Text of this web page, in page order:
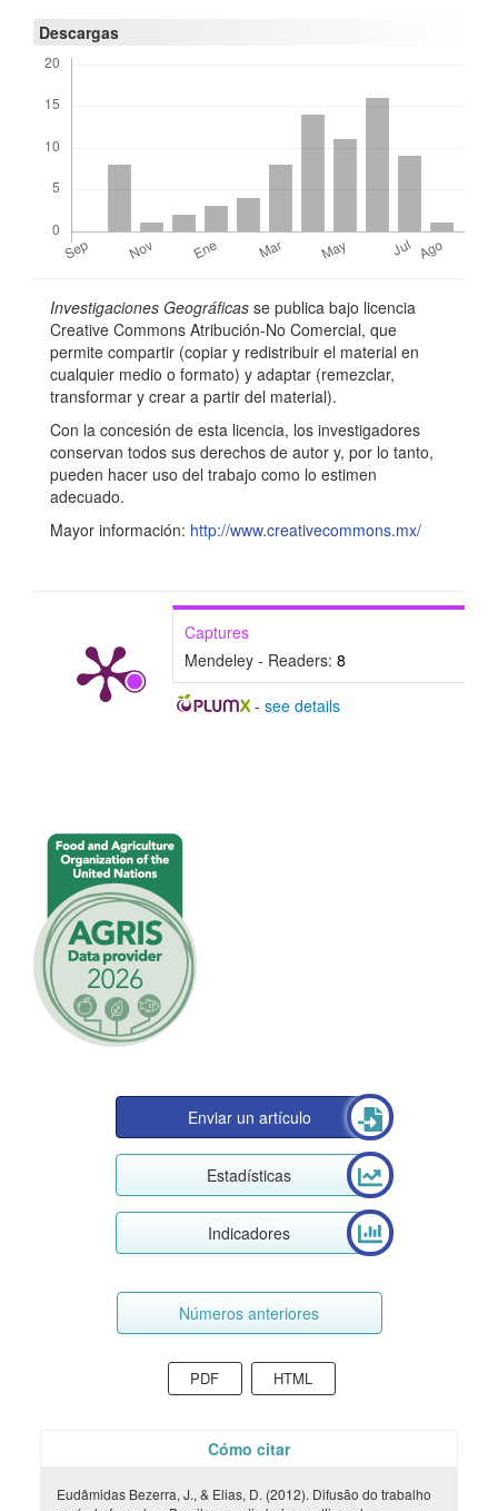
o
Descargas
Detalles
del
artículo
Investigaciones Geográficas se publica bajo licencia
Creative Commons Atribución-No Comercial, que
permite compartir (copiar y redistribuir el material en
cualquier medio o formato) y adaptar (remezclar,
transformar y crear a partir del material).
Con la concesión de esta licencia, los investigadores
conservan todos sus derechos de autor y, por lo tanto,
pueden hacer uso del trabajo como lo estimen
adecuado.
Mayor información: http://www.creativecommons.mx/
Captures
Mendeley - Readers: 8
- see details
Enviar un artículo
Estadísticas
Indicadores
Números anteriores
PDF HTML
Cómo citar
Eudâmidas Bezerra, J., & Elias, D. (2012). Difusão do trabalho